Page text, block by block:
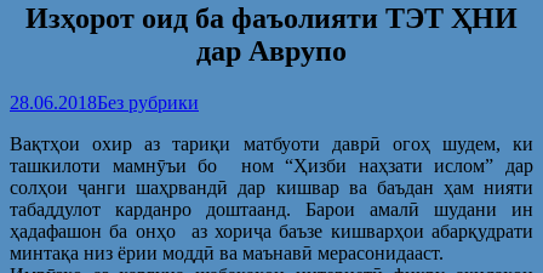
Изҳорот оид ба фаъолияти ТЭТ ҲНИ
дар Аврупо
28.06.2018Без рубрики
Вақтҳои охир аз тариқи матбуоти даврӣ огоҳ шудем, ки
ташкилоти мамнӯъи бо ном “Ҳизби наҳзати ислом” дар
солҳои ҷанги шаҳрвандӣ дар кишвар ва баъдан ҳам нияти
табаддулот карданро доштаанд. Барои амалӣ шудани ин
ҳадафашон ба онҳо аз хориҷа баъзе кишварҳои абарқудрати
минтақа низ ёрии моддӣ ва маънавӣ мерасонидааст.